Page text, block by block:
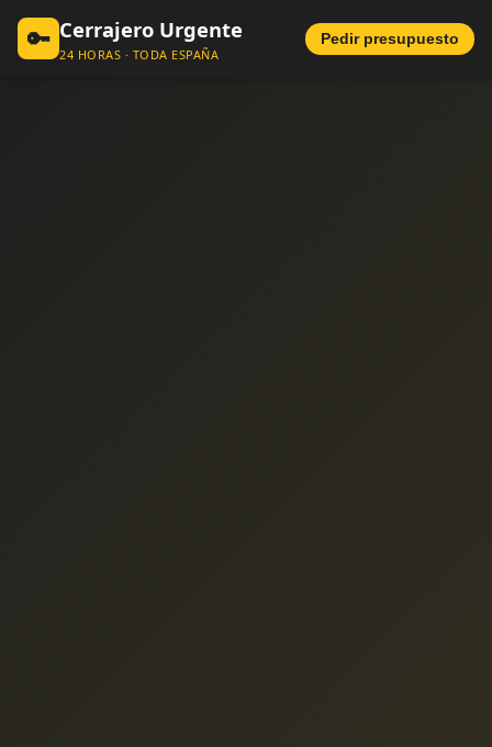
🔑 Cerrajero Urgente
24 HORAS · TODA ESPAÑA
Pedir presupuesto